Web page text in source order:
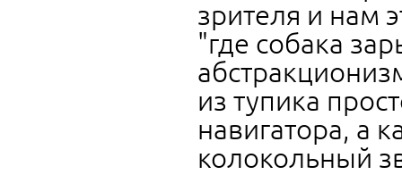
зрителя и нам
"где собака
из тупика
навигатора, а
колокольный